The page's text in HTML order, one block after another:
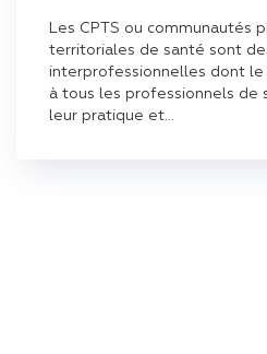
Les CPTS ou communautés
territoriales de santé sont
interprofessionnelles dont
à tous les professionnels de
leur pratique et...